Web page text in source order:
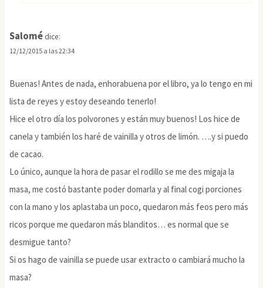
Salomé dice:
12/12/2015 a las 22:34
Buenas! Antes de nada, enhorabuena por el libro, ya lo tengo en mi
lista de reyes y estoy deseando tenerlo!
Hice el otro día los polvorones y están muy buenos! Los hice de
canela y también los haré de vainilla y otros de limón. ….y si puedo
de cacao.
Lo único, aunque la hora de pasar el rodillo se me des migaja la
masa, me costó bastante poder domarla y al final cogi porciones
con la mano y los aplastaba un poco, quedaron más feos pero más
ricos porque me quedaron más blanditos… es normal que se
desmigue tanto?
Si os hago de vainilla se puede usar extracto o cambiará mucho la
masa?